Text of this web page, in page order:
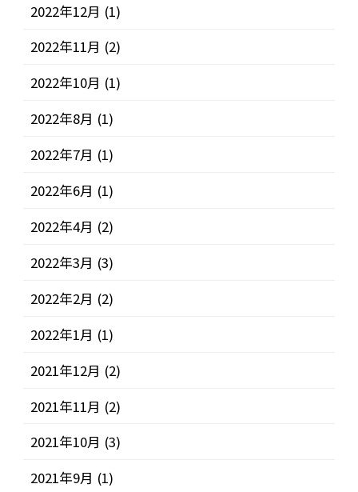
2022年12月 (1)
2022年11月 (2)
2022年10月 (1)
2022年8月 (1)
2022年7月 (1)
2022年6月 (1)
2022年4月 (2)
2022年3月 (3)
2022年2月 (2)
2022年1月 (1)
2021年12月 (2)
2021年11月 (2)
2021年10月 (3)
2021年9月 (1)